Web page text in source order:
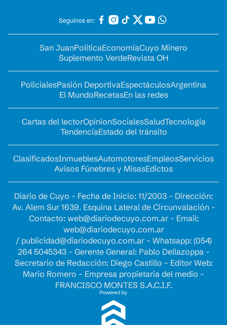
Seguinos en:
San JuanPolíticaEconomíaCuyo Minero
Suplemento VerdeRevista OH
PolicialesPasión DeportivaEspectáculosArgentina
El MundoRecetasEn las redes
Cartas del lectorOpinionSocialesSaludTecnología
TendenciaEstado del tránsito
ClasificadosInmueblesAutomotoresEmpleosServicios
Avisos Fúnebres y MisasEdictos
Diario de Cuyo - Fecha de Inicio: 11/2003 - Dirección:
Av. Alem Sur 1639. Esquina Lateral de Circunvalación -
Contacto: web@diariodecuyo.com.ar- Email:
web@diariodecuyo.com.ar
/ publicidad@diariodecuyo.com.ar- Whatsapp: (054)
264 5045343 - Gerente General: Pablo Dellazoppa -
Secretario de Redacción: Diego Castillo - Editor Web:
Mario Romero - Empresa propietaria del medio -
FRANCISCO MONTES S.A.C.I.F.